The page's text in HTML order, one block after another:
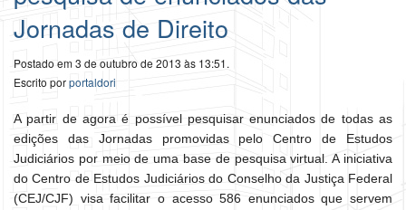
Jornadas de Direito
Postado em 3 de outubro de 2013 às 13:51.
Escrito porportaldori
A partir de agora é possível pesquisar enunciados de todas as
edições das Jornadas promovidas pelo Centro de Estudos
Judiciários por meio de uma base de pesquisa virtual. A iniciativa
do Centro de Estudos Judiciários do Conselho da Justiça Federal
(CEJ/CJF) visa facilitar o acesso 586 enunciados que servem